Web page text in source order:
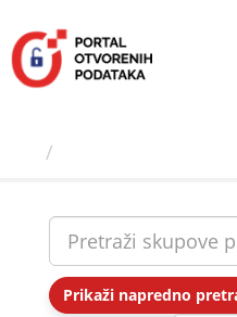
sadržaj
Prikaži napredno